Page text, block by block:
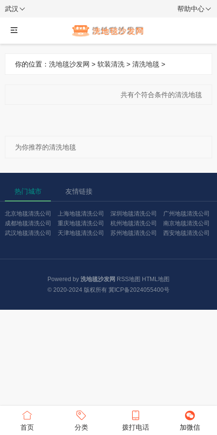
武汉 帮助中心
你的位置： 洗地毯沙发网 > 软装清洗 > 清洗地毯 >
共有个符合条件的清洗地毯
为你推荐的清洗地毯
热门城市 友情链接
北京地毯清洗公司 上海地毯清洗公司 深圳地毯清洗公司
广州地毯清洗公司
成都地毯清洗公司
重庆地毯清洗公司 杭州地毯清洗公司
南京地毯清洗公司
武汉地毯清洗公司
天津地毯清洗公司 苏州地毯清洗公司 西安地毯清洗公司
Powered by 洗地毯沙发网 RSS地图 HTML地图
© 2020-2024 版权所有 冀ICP备2024055400号
首页 分类 拨打电话 加微信